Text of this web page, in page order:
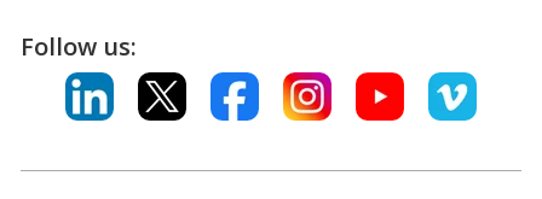
Follow us: